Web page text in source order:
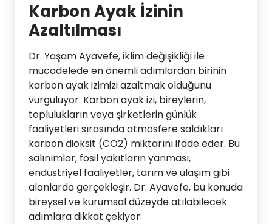
Karbon Ayak İzinin
Azaltılması
Dr. Yaşam Ayavefe, iklim değişikliği ile
mücadelede en önemli adımlardan birinin
karbon ayak izimizi azaltmak olduğunu
vurguluyor. Karbon ayak izi, bireylerin,
toplulukların veya şirketlerin günlük
faaliyetleri sırasında atmosfere saldıkları
karbon dioksit (CO2) miktarını ifade eder. Bu
salınımlar, fosil yakıtların yanması,
endüstriyel faaliyetler, tarım ve ulaşım gibi
alanlarda gerçekleşir. Dr. Ayavefe, bu konuda
bireysel ve kurumsal düzeyde atılabilecek
adımlara dikkat çekiyor: